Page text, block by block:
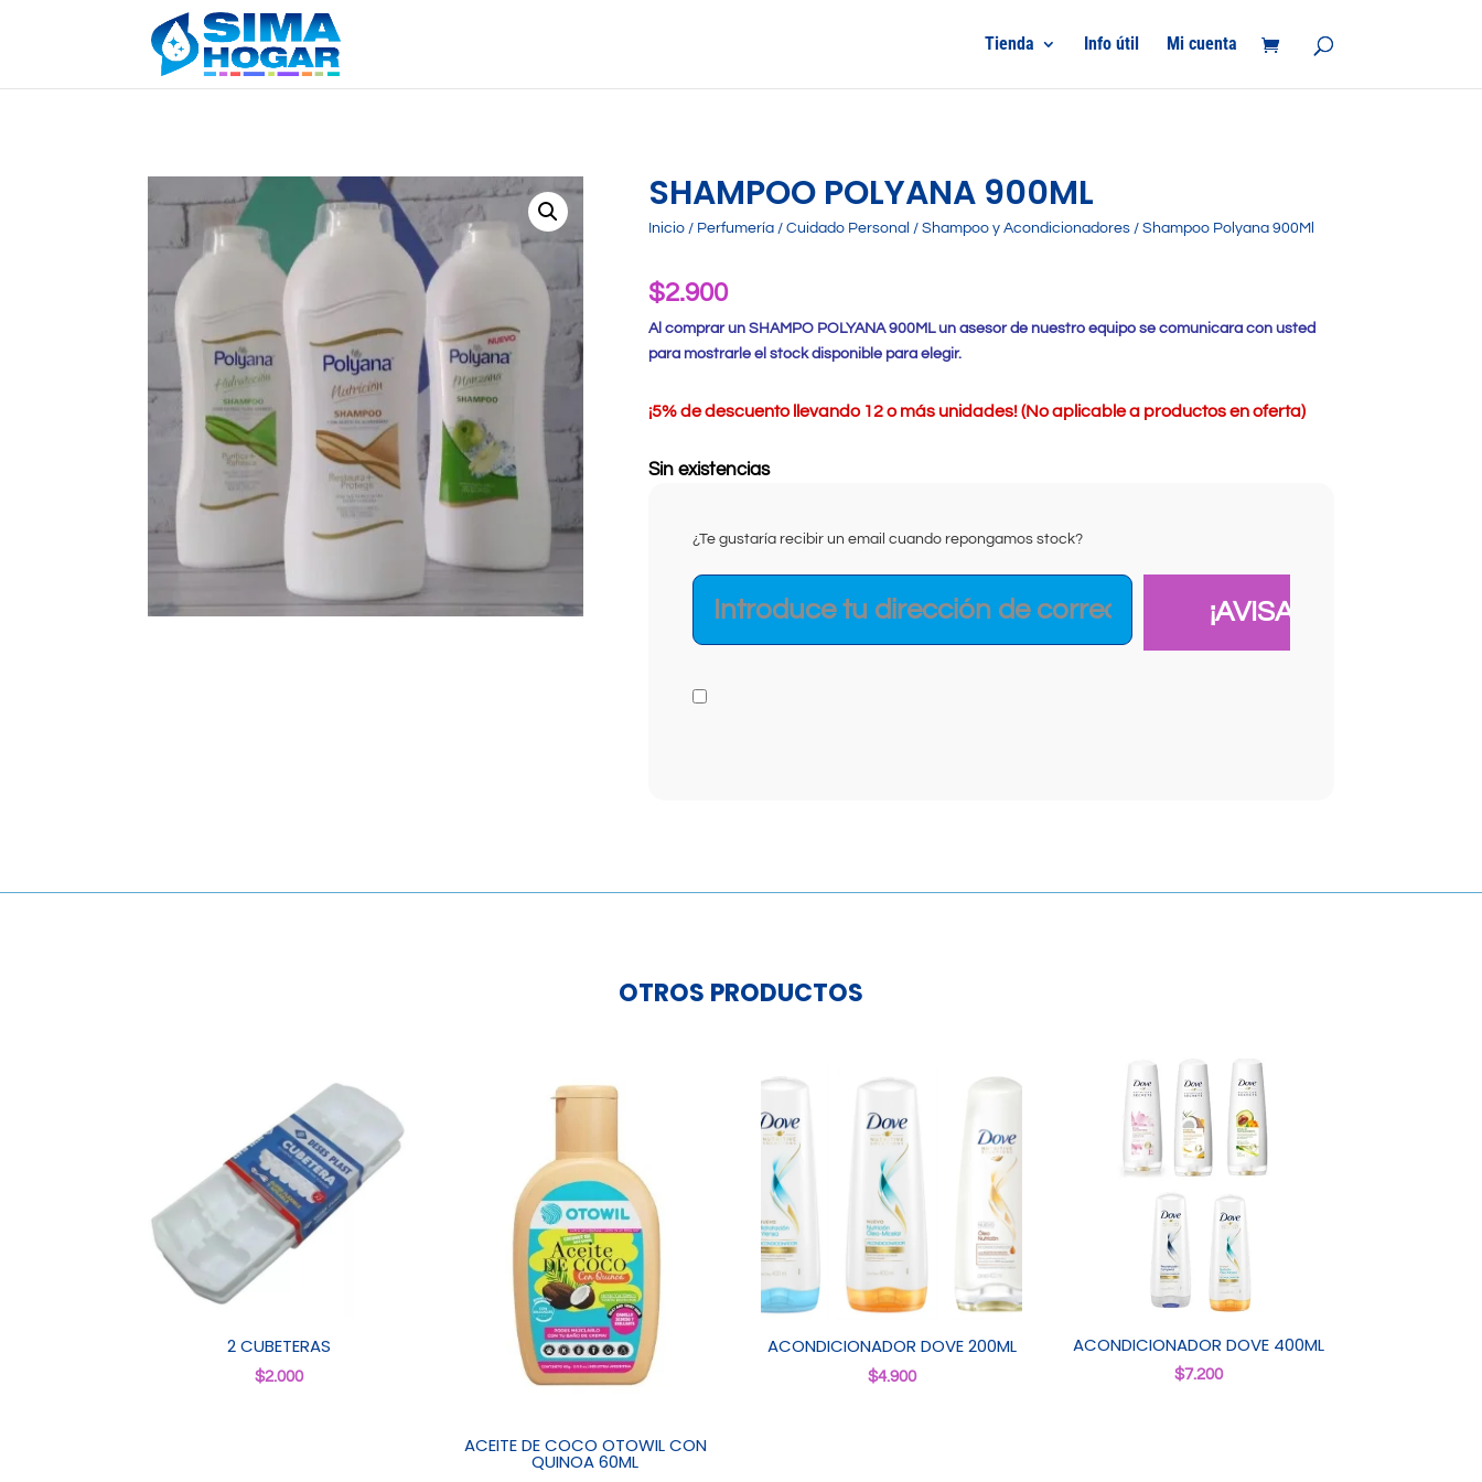
Tienda Info útil Mi cuenta
SHAMPOO POLYANA 900ML
Inicio / Perfumería /Cuidado Personal /Shampoo y Acondicionadores / Shampoo Polyana 900Ml
$2.900
Al comprar un SHAMPO POLYANA 900ML un asesor de nuestro equipo se comunicara con usted
para mostrarle el stock disponible para elegir.
¡5% de descuento llevando 12 o más unidades! (No aplicable a productos en oferta)
Sin existencias
¿Te gustaría recibir un email cuando repongamos stock?
OTROS PRODUCTOS
2 CUBETERAS
$2.000
ACEITE DE COCO OTOWIL CON
QUINOA 60ML
ACONDICIONADOR DOVE 200ML
$4.900
ACONDICIONADOR DOVE 400ML
$7.200